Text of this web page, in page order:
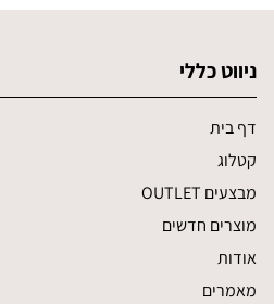
ניווט כללי
דף בית
קטלוג
מבצעים OUTLET
מוצרים חדשים
אודות
מאמרים